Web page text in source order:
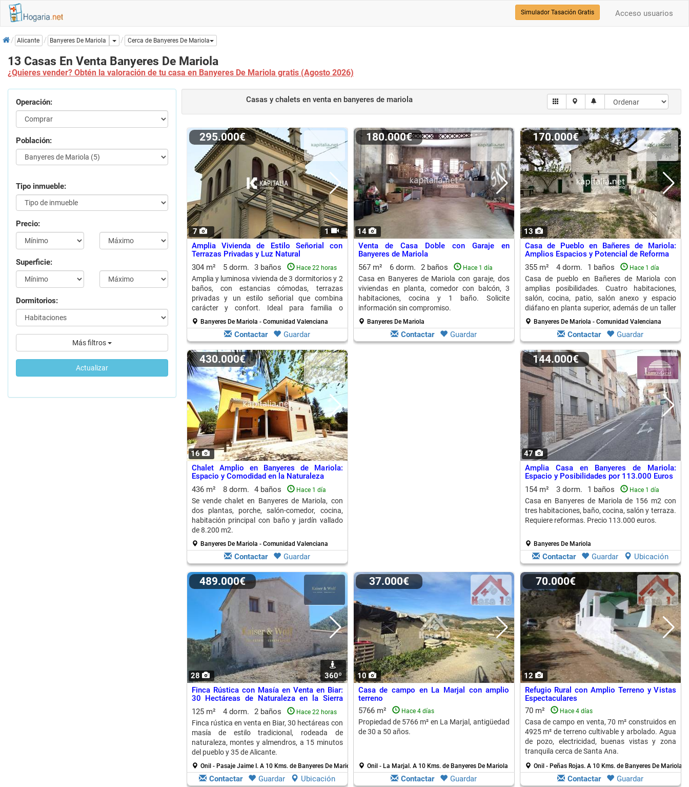
Acceso usuarios
Simulador Tasación Gratis
InicioAlicante Banyeres De Mariola Dropdown
Cerca de Banyeres De Mariola
13 Casas En Venta Banyeres De Mariola
¿Quieres vender? Obtén la valoración de tu casa en Banyeres De Mariola gratis (Agosto 2026)
Operación:
Población:
Tipo inmueble:
Precio:
Superficie:
Dormitorios:
Más filtros
Actualizar
Casas y chalets en ventaen banyeres de mariola
7 1
295.000€
Amplia Vivienda de Estilo Señorial con
Terrazas Privadas y Luz Natural
304 m²
5 dorm. 3 baños Hace 22 horas
Amplia y luminosa vivienda de 3 dormitorios y 2
baños, con estancias cómodas, terrazas
privadas y un estilo señorial que combina
carácter y confort. Ideal para familia o
personas con personalidad.
Banyeres De Mariola - Comunidad Valenciana
Contactar Guardar
14
180.000€
Venta de Casa Doble con Garaje en
Banyeres de Mariola
567 m²
6 dorm. 2 baños Hace 1 día
Casa en Banyeres de Mariola con garaje, dos
viviendas en planta, comedor con balcón, 3
habitaciones, cocina y 1 baño. Solicite
información sin compromiso.
Banyeres De Mariola
Contactar Guardar
13
170.000€
Casa de Pueblo en Bañeres de Mariola:
Amplios Espacios y Potencial de Reforma
355 m²
4 dorm. 1 baños Hace 1 día
Casa de pueblo en Bañeres de Mariola con
amplias posibilidades. Cuatro habitaciones,
salón, cocina, patio, salón anexo y espacio
diáfano en planta superior, además de un taller
y parcela de frutales.
Banyeres De Mariola - Comunidad Valenciana
Contactar Guardar
16
430.000€
Chalet Amplio en Banyeres de Mariola:
Espacio y Comodidad en la Naturaleza
436 m²
8 dorm. 4 baños Hace 1 día
Se vende chalet en Banyeres de Mariola, con
dos plantas, porche, salón-comedor, cocina,
habitación principal con baño y jardín vallado
de 8.200 m2.
Banyeres De Mariola - Comunidad Valenciana
Contactar Guardar
47
144.000€
Amplia Casa en Banyeres de Mariola:
Espacio y Posibilidades por 113.000 Euros
154 m²
3 dorm. 1 baños Hace 1 día
Casa en Banyeres de Mariola de 156 m2 con
tres habitaciones, baño, cocina, salón y terraza.
Requiere reformas. Precio 113.000 euros.
Banyeres De Mariola
Contactar Guardar Ubicación
28 360º
489.000€
Finca Rústica con Masía en Venta en Biar:
30 Hectáreas de Naturaleza en la Sierra
Fontabret
125 m² 4 dorm. 2 baños Hace 22 horas
Finca rústica en venta en Biar, 30 hectáreas con
masía de estilo tradicional, rodeada de
naturaleza, montes y almendros, a 15 minutos
del pueblo y 35 de Alicante.
Onil - Pasaje Jaime I. A 10 Kms. de Banyeres De Mariola
Contactar Guardar Ubicación
10
37.000€
Casa de campo en La Marjal con amplio
terreno
5766 m²
Hace 4 días
Propiedad de 5766 m² en La Marjal, antigüedad
de 30 a 50 años.
Onil - La Marjal. A 10 Kms. de Banyeres De Mariola
Contactar Guardar
12
70.000€
Refugio Rural con Amplio Terreno y Vistas
Espectaculares
70 m²
Hace 4 días
Casa de campo en venta, 70 m² construidos en
4925 m² de terreno cultivable y arbolado. Agua
de pozo, electricidad, buenas vistas y zona
tranquila cerca de Santa Ana.
Onil - Peñas Rojas. A 10 Kms. de Banyeres De Mariola
Contactar Guardar